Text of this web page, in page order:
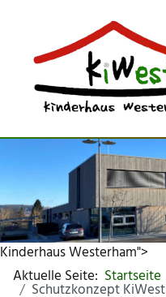
Kinderhaus Westerham">
Aktuelle Seite: Startseite
Schutzkonzept KiWest
Team
Satzung
Konzeption (PDF)
Einrichtungen
Miesbacherstraße
Anmeldung & Änderung
Kosten
Kindergarten
Eingewöhnung
Ein Tag bei uns
Mahlzeiten
Vorbereitung Schule
Kinderkrippe
Eingewöhnung
Ein Tag bei uns
Mahlzeiten
bevorstehende Termine
Schließtage